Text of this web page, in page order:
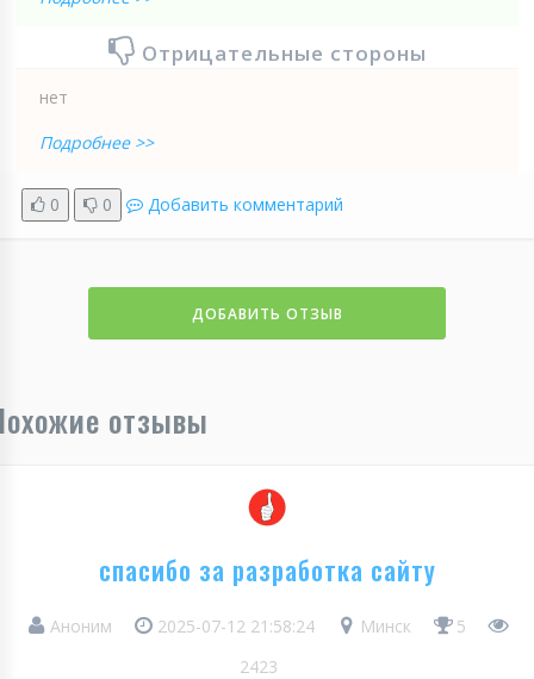
Отрицательные стороны
нет
Подробнее >>
0 0 Добавить комментарий
ДОБАВИТЬ ОТЗЫВ
отзывы
спасибо за разработка сайту
Аноним 2025-07-12 21:58:24 Минск
5
2423